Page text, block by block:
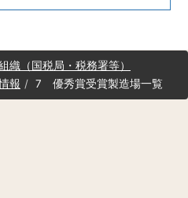
織（国税局・税務署等）
報 7 優秀賞受賞製造場一覧